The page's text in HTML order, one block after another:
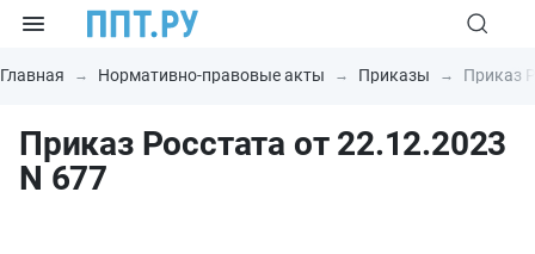
Главная Нормативно-правовые акты Приказы Приказ
Приказ Росстата от 22.12.2023
N 677